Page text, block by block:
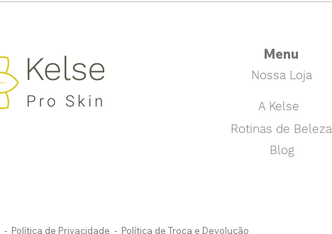
Menu
Nossa Loja
A Kelse
Rotinas de Beleza
Blog
- Política de Privacidade - Política de Troca e Devolução